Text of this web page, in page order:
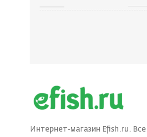
ВЕС ПРИМАНКИ
ЦВЕТ БЛЕСНЫ BIL
Интернет-магазин Efish.ru. Все